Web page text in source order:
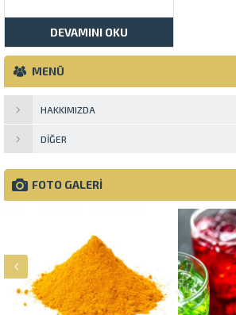
DEVAMINI OKU
MENÜ
HAKKIMIZDA
DIĞER
FOTO GALERİ